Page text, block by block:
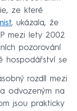
ze které
, ukázala, že
mezi lety 2002
pozorování
hospodářství se
rozdíl mezi
odvozeným na
jsou prakticky